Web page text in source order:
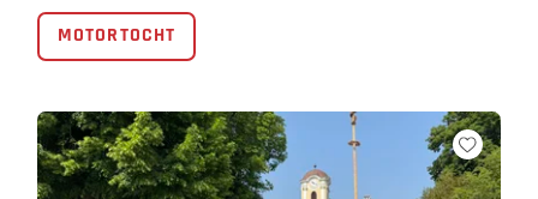
MOTORTOCHT